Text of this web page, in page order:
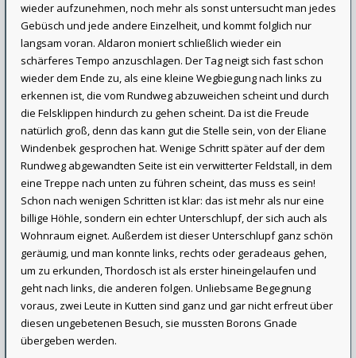
wieder aufzunehmen, noch mehr als sonst untersucht man jedes
Gebüsch und jede andere Einzelheit, und kommt folglich nur
langsam voran. Aldaron moniert schließlich wieder ein
schärferes Tempo anzuschlagen. Der Tag neigt sich fast schon
wieder dem Ende zu, als eine kleine Wegbiegung nach links zu
erkennen ist, die vom Rundweg abzuweichen scheint und durch
die Felsklippen hindurch zu gehen scheint. Da ist die Freude
natürlich groß, denn das kann gut die Stelle sein, von der Eliane
Windenbek gesprochen hat. Wenige Schritt später auf der dem
Rundweg abgewandten Seite ist ein verwitterter Feldstall, in dem
eine Treppe nach unten zu führen scheint, das muss es sein!
Schon nach wenigen Schritten ist klar: das ist mehr als nur eine
billige Höhle, sondern ein echter Unterschlupf, der sich auch als
Wohnraum eignet. Außerdem ist dieser Unterschlupf ganz schön
geräumig, und man konnte links, rechts oder geradeaus gehen,
um zu erkunden, Thordosch ist als erster hineingelaufen und
geht nach links, die anderen folgen. Unliebsame Begegnung
voraus, zwei Leute in Kutten sind ganz und gar nicht erfreut über
diesen ungebetenen Besuch, sie mussten Borons Gnade
übergeben werden.